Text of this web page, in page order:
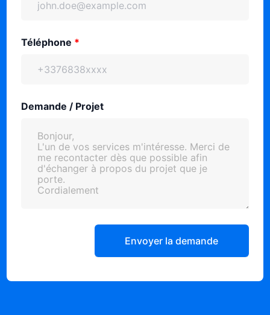
Téléphone *
Demande / Projet
Envoyer la demande